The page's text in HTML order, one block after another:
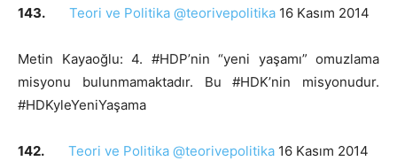
143. Teori ve Politika @teorivepolitika 16 Kasım 2014
Metin Kayaoğlu: 4. #HDP’nin “yeni yaşamı” omuzlama
misyonu bulunmamaktadır. Bu #HDK’nin misyonudur.
#HDKyleYeniYaşama
142. Teori ve Politika @teorivepolitika 16 Kasım 2014